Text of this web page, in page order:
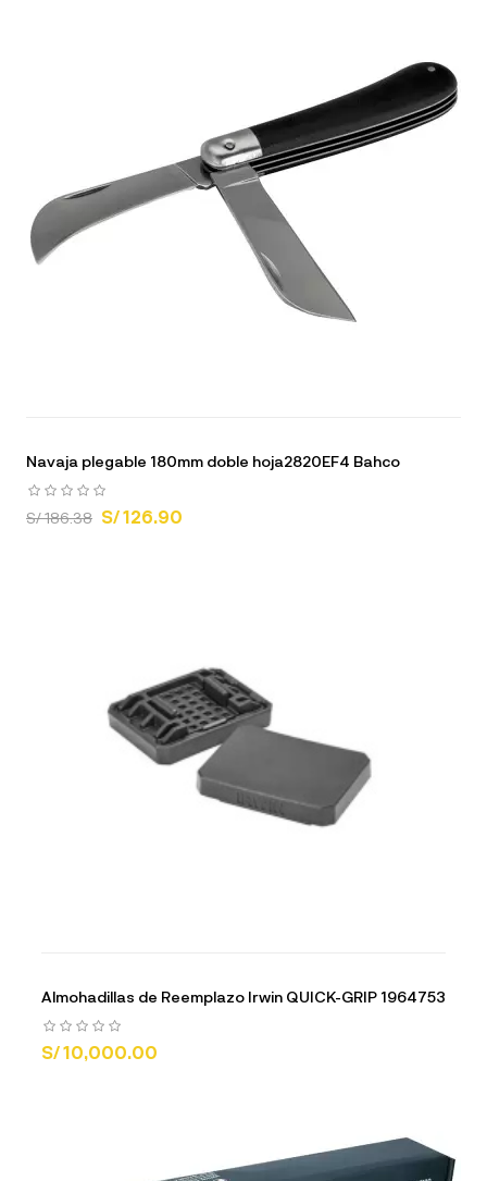
Navaja plegable 180mm doble hoja2820EF4 Bahco
S/ 186.38 S/ 126.90
Almohadillas de Reemplazo Irwin QUICK-GRIP 1964753
S/ 10,000.00